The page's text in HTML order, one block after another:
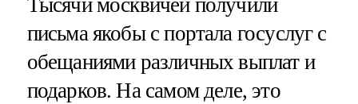
Тысячи москвичей получили
письма якобы с портала госуслуг с
обещаниями различных выплат и
подарков. На самом деле, это